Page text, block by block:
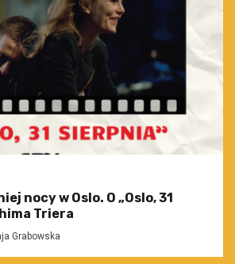
nocy w Oslo. O „Oslo, 31
Triera
Grabowska